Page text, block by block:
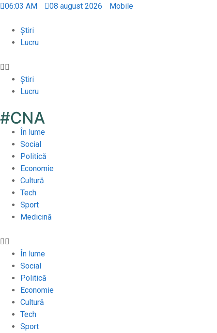
06:03 AM 08 august 2026 Mobile
Știri
Lucru
Știri
Lucru
#CNA
În lume
Social
Politică
Economie
Cultură
Tech
Sport
Medicină
În lume
Social
Politică
Economie
Cultură
Tech
Sport